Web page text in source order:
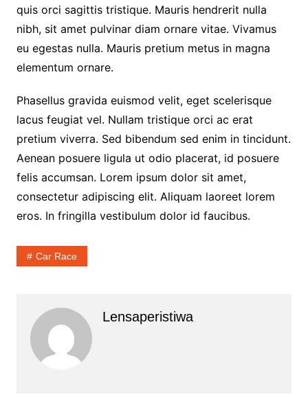
quis orci sagittis tristique. Mauris hendrerit nulla
nibh, sit amet pulvinar diam ornare vitae. Vivamus
eu egestas nulla. Mauris pretium metus in magna
elementum ornare.
Phasellus gravida euismod velit, eget scelerisque
lacus feugiat vel. Nullam tristique orci ac erat
pretium viverra. Sed bibendum sed enim in tincidunt.
Aenean posuere ligula ut odio placerat, id posuere
felis accumsan. Lorem ipsum dolor sit amet,
consectetur adipiscing elit. Aliquam laoreet lorem
eros. In fringilla vestibulum dolor id faucibus.
Car Race
Lensaperistiwa